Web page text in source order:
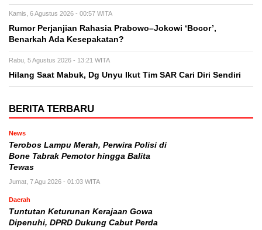
Kamis, 6 Agustus 2026 - 00:57 WITA
Rumor Perjanjian Rahasia Prabowo–Jokowi ‘Bocor’,
Benarkah Ada Kesepakatan?
Rabu, 5 Agustus 2026 - 13:21 WITA
Hilang Saat Mabuk, Dg Unyu Ikut Tim SAR Cari Diri Sendiri
BERITA TERBARU
News
Terobos Lampu Merah, Perwira Polisi di
Bone Tabrak Pemotor hingga Balita
Tewas
Jumat, 7 Agu 2026 - 01:03 WITA
Daerah
Tuntutan Keturunan Kerajaan Gowa
Dipenuhi, DPRD Dukung Cabut Perda